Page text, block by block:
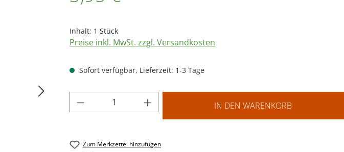
Inhalt: 1 Stück
Preise inkl. MwSt. zzgl. Versandkosten
Sofort verfügbar, Lieferzeit: 1-3 Tage
Produkt Anzahl: Gib den gewünschten Wert
IN DEN WARENKORB
Zum Merkzettel hinzufügen